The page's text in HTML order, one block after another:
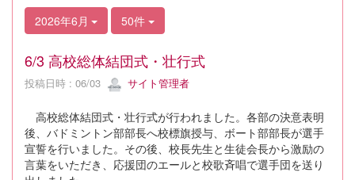
2026年6月 50件
6/3 高校総体結団式・壮行式
投稿日時 : 06/03 サイト管理者
高校総体結団式・壮行式が行われました。各部の決意表明
後、バドミントン部部長へ校標旗授与、ボート部部長が選手
宣誓を行いました。その後、校長先生と生徒会長から激励の
言葉をいただき、応援団のエールと校歌斉唱で選手団を送り